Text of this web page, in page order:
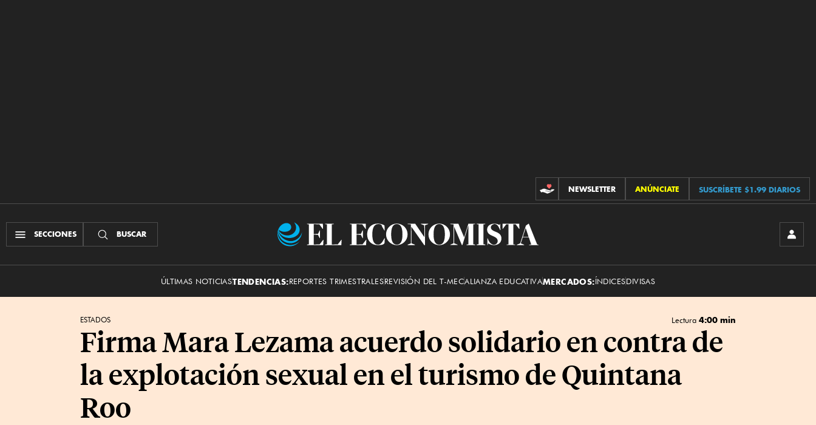
CONTRIBUCIONES
NEWSLETTER ANÚNCIATE SUSCRÍBETE $1.99 DIARIOS
SECCIONES BUSCAR
El
ÚLTIMAS NOTICIASTENDENCIAS:REPORTES TRIMESTRALESREVISIÓN DEL T-MECALIANZA EDUCATIVAMERCADOS:ÍNDICESDIVISAS
ESTADOS Lectura 4:00 min
Firma Mara Lezama acuerdo solidario en contra de
la explotación sexual en el turismo de Quintana
Roo